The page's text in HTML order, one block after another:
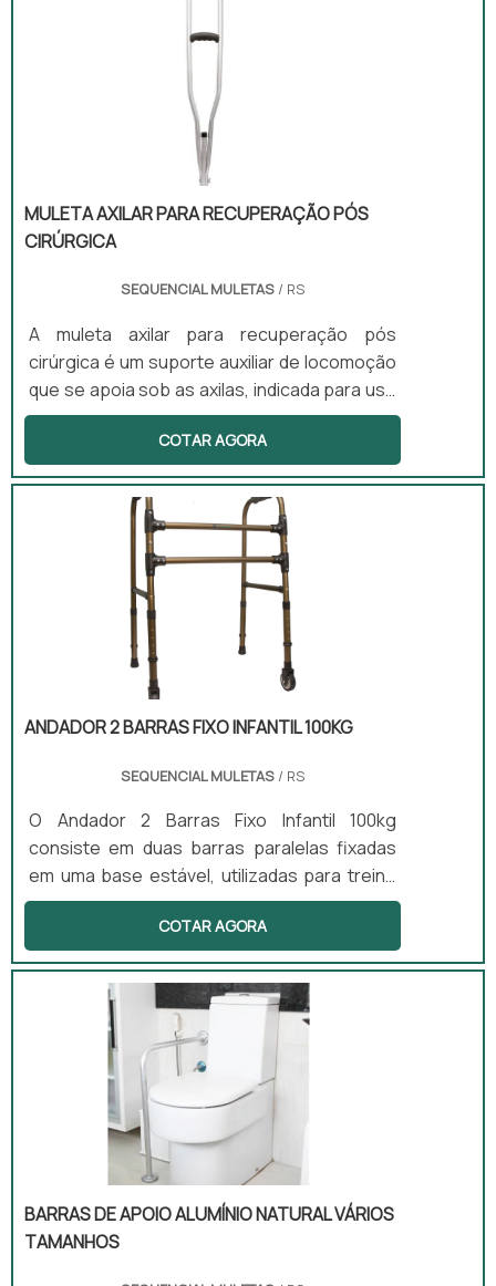
barras são projetadas para oferecer
suporte em diversas situações do dia a dia.
MULETA AXILAR PARA RECUPERAÇÃO PÓS
CIRÚRGICA
SEQUENCIAL MULETAS/ RS
A muleta axilar para recuperação pós
cirúrgica é um suporte auxiliar de locomoção
que se apoia sob as axilas, indicada para uso
temporário em casos de lesão. Este
equipamento oferece estabilidade e reduz a
carga nos membros inferiores, sendo
ajustável em altura e com apoio acolchoado.
É projetada para uso ambulatorial e
domiciliar, proporcionando conforto e
segurança ao usuário durante o processo de
recuperação.
COTAR AGORA
ANDADOR 2 BARRAS FIXO INFANTIL 100KG
SEQUENCIAL MULETAS/ RS
O Andador 2 Barras Fixo Infantil 100kg
consiste em duas barras paralelas fixadas
em uma base estável, utilizadas para treino
de marcha e equilíbrio. Este equipamento é
projetado para promover reabilitação
progressiva e fortalecimento muscular,
beneficiando especialmente pacientes pós-
cirúrgicos e aqueles com distúrbios
neuromotores. Sua aplicação é comum em
clínicas de fisioterapia, onde é utilizado para
auxiliar na recuperação de mobilidade.
COTAR AGORA
BARRAS DE APOIO ALUMÍNIO NATURAL VÁRIOS
TAMANHOS